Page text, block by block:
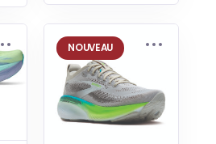
NOUVEAU